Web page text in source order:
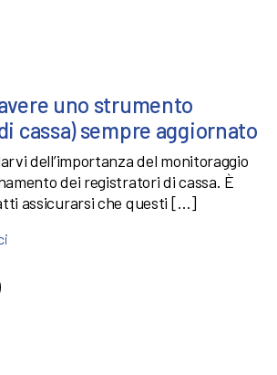
uno strumento
cassa) sempre aggiornato
dell’importanza del monitoraggio
dei registratori di cassa. È
assicurarsi che questi […]